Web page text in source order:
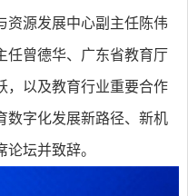
资源发展中心副主任陈伟
任曾德华、广东省教育厅
，以及教育行业重要合作
数字化发展新路径、新机
坛并致辞。